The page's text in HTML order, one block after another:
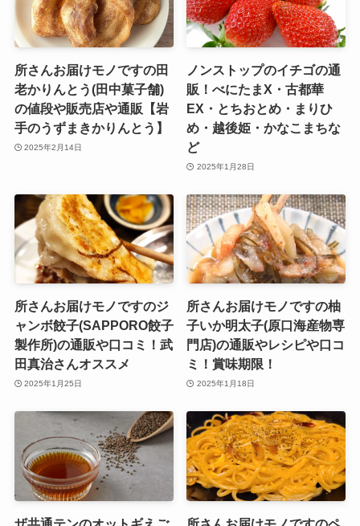
所さんお届けモノですの田
老かりんとう(田中菓子舗)
の値段や販売店や通販【岩
手のうずまきかりんとう】
2025年2月14日
ノンストップのイチゴの通
販！べにたまX・古都華
EX・とちおとめ・まりひ
め・越後姫・かなこまちな
ど
2025年1月28日
所さんお届けモノですのジ
ャンボ餃子(SAPPORO餃子
製作所)の通販や口コミ！武
田真治さんオススメ
2025年1月25日
所さんお届けモノですの柚
子いか明太子(原口海産物専
門店)の通販やレシピや口コ
ミ！賞味期限！
2025年1月18日